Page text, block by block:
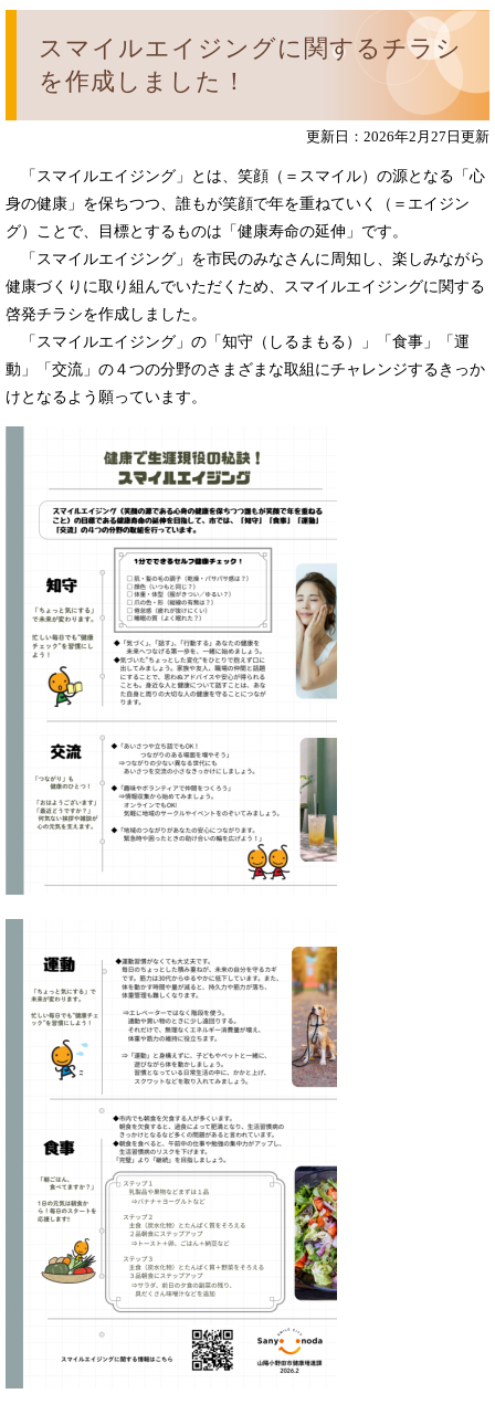
スマイルエイジングに関するチラシ
を作成しました！
更新日：2026年2月27日更新
「スマイルエイジング」とは、笑顔（＝スマイル）の源となる「心
身の健康」を保ちつつ、誰もが笑顔で年を重ねていく（＝エイジン
グ）ことで、目標とするものは「健康寿命の延伸」です。
「スマイルエイジング」を市民のみなさんに周知し、楽しみながら
健康づくりに取り組んでいただくため、スマイルエイジングに関する
啓発チラシを作成しました。
「スマイルエイジング」の「知守（しるまもる）」「食事」「運
動」「交流」の４つの分野のさまざまな取組にチャレンジするきっか
けとなるよう願っています。